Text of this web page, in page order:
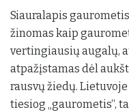
Siauralapis
žinomas kaip
vertingiausių augalų,
atpažįstamas dėl
rausvų žiedų.
tiesiog „gaurometis“,